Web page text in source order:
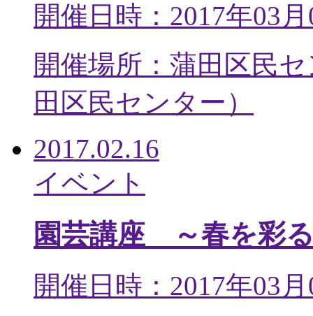
開催日時：2017年03
開催場所：蒲田区民
田区民センター ）
2017.02.16
イベント
園芸講座 ～春を彩
開催日時：2017年03